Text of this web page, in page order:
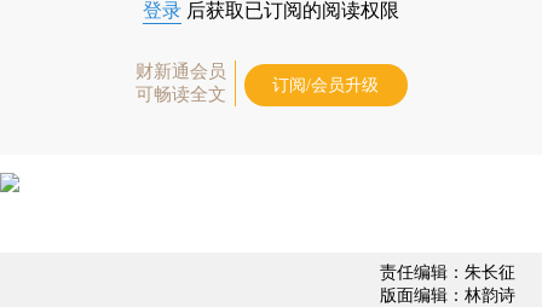
登录 后获取已订阅的阅读权限
财新通会员
可畅读全文
订阅/会员升级
责任编辑：朱长征
版面编辑：林韵诗